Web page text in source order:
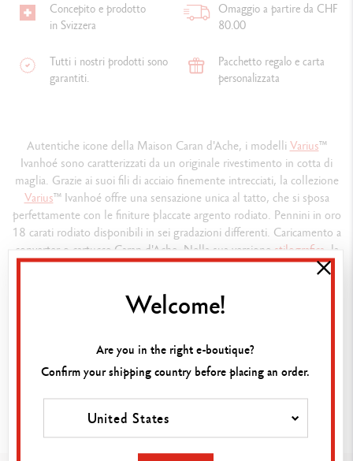
Concepito e prodotto
in Svizzera
Omaggio a partire da CHF
80.00
Tutti i nostri prodotti sono
garantiti.
Pacchetto regalo e carta
personalizzata
Autentiche icone della Maison Caran d'Ache, i modelli Varius™
Ivanhoé sono caratterizzati da un originale rivestimento in cotta di
maglia. Grazie ai suoi fili di acciaio finemente intrecciati, la collezione
Varius™ Ivanhoé offre una sensazione unica al tatto, che si sposa
perfettamente con le finiture placcate argento rodiato. Pennini in oro
18 carati rodiato disponibili in sei gradazioni differenti. Caricamento a
converter o cartucce Caran d'Ache. Nella sua versione stilografica , la
pennaVarius™ Ivanhoé assicura una scrittura estremamente
TYPE OF WRITING INSTRUMENT
Fountain Pen
Cap closed 136.3 mm
Without cap 128.2 mm
Cap on bottom 171.9 mm
AGGIUNGI AL CARRELLO
Welcome!
Are you in the right e-boutique?
Confirm your shipping country before placing an order.
United States